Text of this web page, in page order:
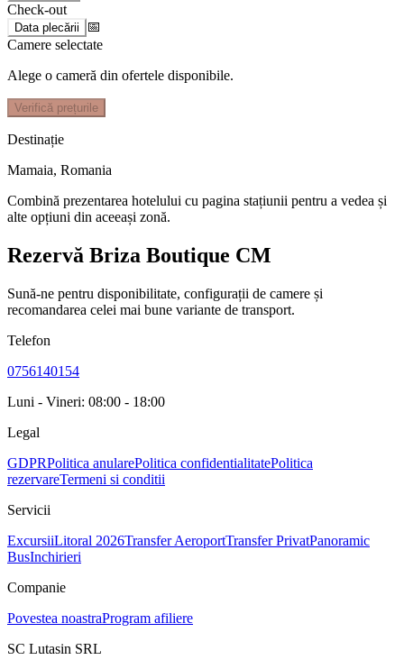
Check-out
Data plecării
📅
Camere selectate
Alege o cameră din ofertele disponibile.
Verifică prețurile
Destinație
Mamaia, Romania
Combină prezentarea hotelului cu pagina stațiunii pentru a vedea și
alte opțiuni din aceeași zonă.
Rezervă Briza Boutique CM
Sună-ne pentru disponibilitate, configurații de camere și
recomandarea celei mai bune variante de transport.
Telefon
0756140154
Luni - Vineri: 08:00 - 18:00
Legal
GDPRPolitica anularePolitica confidentialitatePolitica
rezervareTermeni si conditii
Servicii
ExcursiiLitoral 2026Transfer AeroportTransfer PrivatPanoramic
BusInchirieri
Companie
Povestea noastraProgram afiliere
SC Lutasin SRL